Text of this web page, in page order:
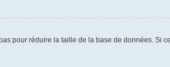
pour réduire la taille de la base de données. Si